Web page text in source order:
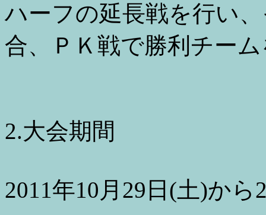
ハーフの延長戦を行い
合、ＰＫ戦で勝利チー
2.大会期間
2011年10月29日(土)から